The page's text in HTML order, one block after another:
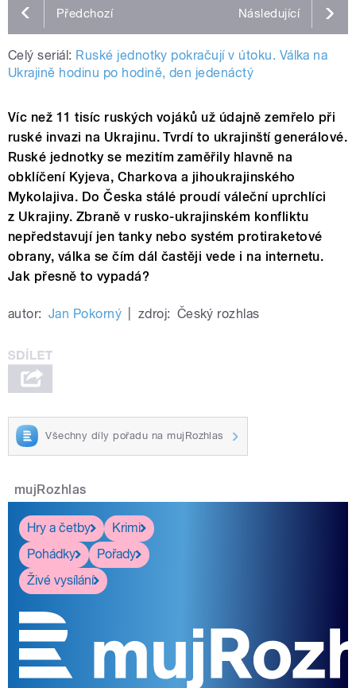
Předchozí Následující
Celý seriál: Ruské jednotky pokračují v útoku. Válka na
Ukrajině hodinu po hodině, den jedenáctý
Víc než 11 tisíc ruských vojáků už údajně zemřelo při
ruské invazi na Ukrajinu. Tvrdí to ukrajinští generálové.
Ruské jednotky se mezitím zaměřily hlavně na
obklíčení Kyjeva, Charkova a jihoukrajinského
Mykolajiva. Do Česka stálé proudí váleční uprchlíci
z Ukrajiny. Zbraně v rusko-ukrajinském konfliktu
nepředstavují jen tanky nebo systém protiraketové
obrany, válka se čím dál častěji vede i na internetu.
Jak přesně to vypadá?
autor: Jan Pokorný zdroj: Český rozhlas
Všechny díly pořadu na mujRozhlas
mujRozhlas
Hry a četby
Krimi
Pohádky
Pořady
Živé vysílání